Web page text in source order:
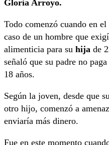
Gloria Arroyo.
Todo comenzó cuando en
caso de un hombre que
alimenticia para su hija de
señaló que su padre no
18 años.
Según la joven, desde que
otro hijo, comenzó a
enviaría más dinero.
Fue en este momento